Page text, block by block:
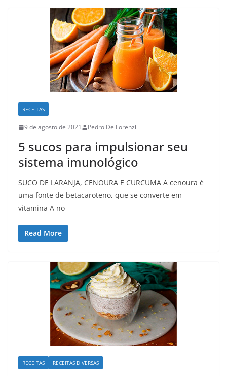
RECEITAS
9 de agosto de 2021 Pedro De Lorenzi
5 sucos para impulsionar seu
sistema imunológico
SUCO DE LARANJA, CENOURA E CURCUMA A cenoura é
uma fonte de betacaroteno, que se converte em
vitamina A no
Read More
RECEITAS RECEITAS DIVERSAS